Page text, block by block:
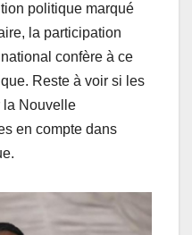
politique marqué
la participation
confère à ce
Reste à voir si les
la Nouvelle
en compte dans